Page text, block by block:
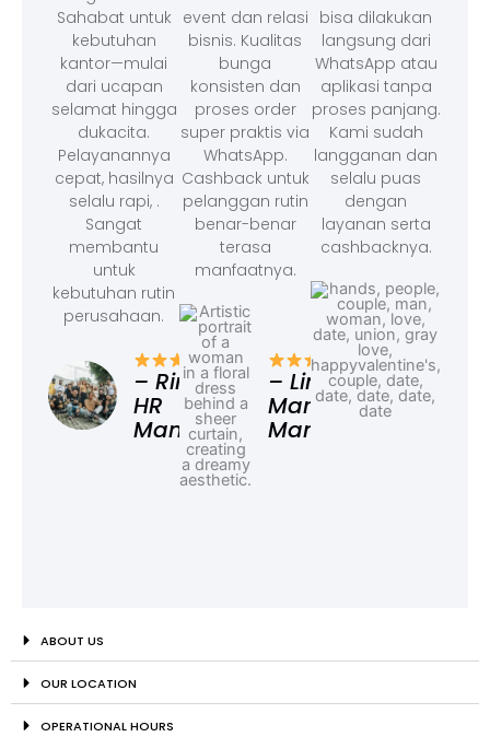
Sahabat untuk
kebutuhan
kantor—mulai
dari ucapan
selamat hingga
dukacita.
Pelayanannya
cepat, hasilnya
selalu rapi, .
Sangat
membantu
untuk
kebutuhan rutin
perusahaan.
– Rina,
HR
Manager
event dan relasi
bisnis. Kualitas
bunga
konsisten dan
proses order
super praktis via
WhatsApp.
Cashback untuk
pelanggan rutin
benar-benar
terasa
manfaatnya.
– Linda,
Marketing
Manager
bisa dilakukan
langsung dari
WhatsApp atau
aplikasi tanpa
proses panjang.
Kami sudah
langganan dan
selalu puas
dengan
layanan serta
cashbacknya.
ABOUT US
OUR LOCATION
OPERATIONAL HOURS